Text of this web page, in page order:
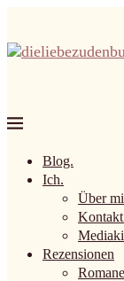
Blog.
Ich.
Über
Rezensionen
Romane